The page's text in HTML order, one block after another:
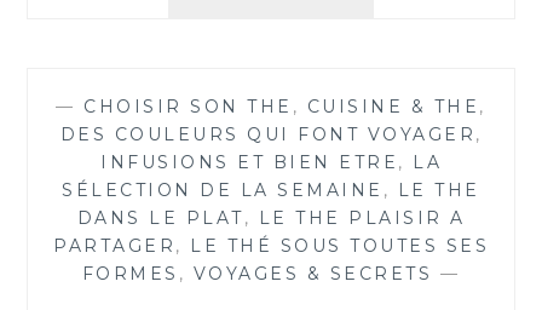
THÉS
— CHOISIR SON THE , CUISINE & THE ,
DES COULEURS QUI FONT VOYAGER ,
INFUSIONS ET BIEN ETRE ,
LA
SÉLECTION DE LA SEMAINE ,
LE THE
DANS LE PLAT,
LE THE PLAISIR A
PARTAGER ,
LE THÉ SOUS TOUTES SES
FORMES , VOYAGES & SECRETS —